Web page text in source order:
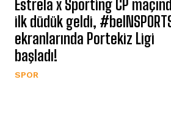
Estrela x Sporting CP
ilk düdük geldi,
ekranlarında Portekiz Ligi
başladı!
SPOR